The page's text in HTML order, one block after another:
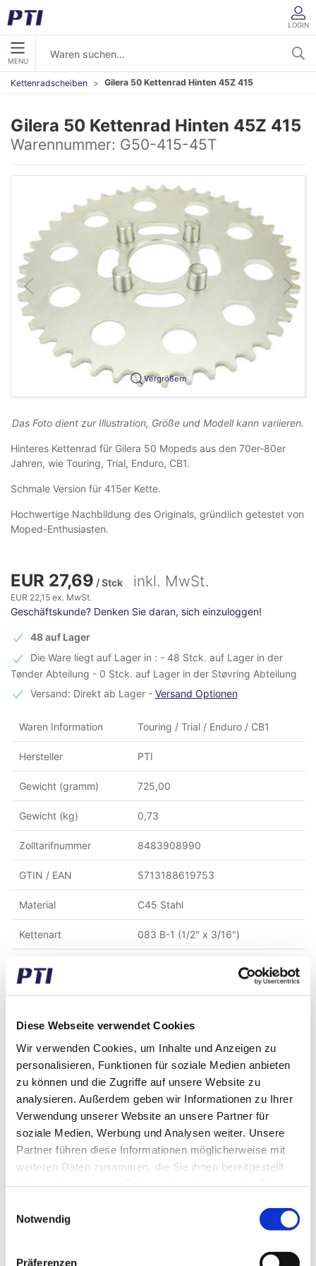
Diese Webseite verwendet Cookies
Wir verwenden Cookies, um Inhalte und Anzeigen zu
personalisieren, Funktionen für soziale Medien anbieten
zu können und die Zugriffe auf unsere Website zu
analysieren. Außerdem geben wir Informationen zu Ihrer
Verwendung unserer Website an unsere Partner für
soziale Medien, Werbung und Analysen weiter. Unsere
Partner führen diese Informationen möglicherweise mit
weiteren Daten zusammen, die Sie ihnen bereitgestellt
Notwendig
Präferenzen
LOGIN
MENU
Kettenradscheiben Gilera 50 Kettenrad Hinten 45Z 415
Gilera 50 Kettenrad Hinten 45Z 415
Warennummer: G50-415-45T
Vergrößern
Das Foto dient zur Illustration, Größe und Modell kann variieren.
Hinteres Kettenrad für Gilera 50 Mopeds aus den 70er-80er
Jahren, wie Touring, Trial, Enduro, CB1.
Schmale Version für 415er Kette.
Hochwertige Nachbildung des Originals, gründlich getestet von
Moped-Enthusiasten.
EUR 27,69 / Stck inkl. MwSt.
EUR 22,15 ex. MwSt.
Geschäftskunde? Denken Sie daran, sich einzuloggen!
48 auf Lager
Die Ware liegt auf Lager in : - 48 Stck. auf Lager in der
Tønder Abteilung - 0 Stck. auf Lager in der Støvring Abteilung
Versand: Direkt ab Lager- Versand Optionen
Waren Information Touring / Trial / Enduro / CB1
Hersteller PTI
Gewicht (gramm) 725,00
Gewicht (kg) 0,73
Zolltarifnummer 8483908990
GTIN / EAN 5713188619753
Material C45 Stahl
Kettenart 083 B-1 (1/2" x 3/16")
Zähne 45
Spuren 1
Passende Produkte
G50-415-39T